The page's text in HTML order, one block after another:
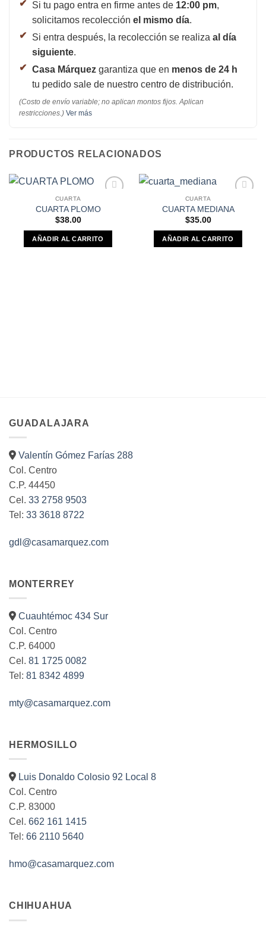
Si tu pago entra en firme antes de 12:00 pm,
solicitamos recolección el mismo día.
Si entra después, la recolección se realiza al día
siguiente.
Casa Márquez garantiza que en menos de 24 h
tu pedido sale de nuestro centro de distribución.
(Costo de envío variable; no aplican montos fijos. Aplican
restricciones.) Ver más
PRODUCTOS RELACIONADOS
Favoritos
CUARTA
CUARTA PLOMO
$38.00
AÑADIR AL CARRITO
Favoritos
CUARTA
CUARTA MEDIANA
$35.00
AÑADIR AL CARRITO
GUADALAJARA
Valentín Gómez Farías 288
Col. Centro
C.P. 44450
Cel. 33 2758 9503
Tel: 33 3618 8722
gdl@casamarquez.com
MONTERREY
Cuauhtémoc 434 Sur
Col. Centro
C.P. 64000
Cel. 81 1725 0082
Tel: 81 8342 4899
mty@casamarquez.com
HERMOSILLO
Luis Donaldo Colosio 92 Local 8
Col. Centro
C.P. 83000
Cel. 662 161 1415
Tel: 66 2110 5640
hmo@casamarquez.com
CHIHUAHUA